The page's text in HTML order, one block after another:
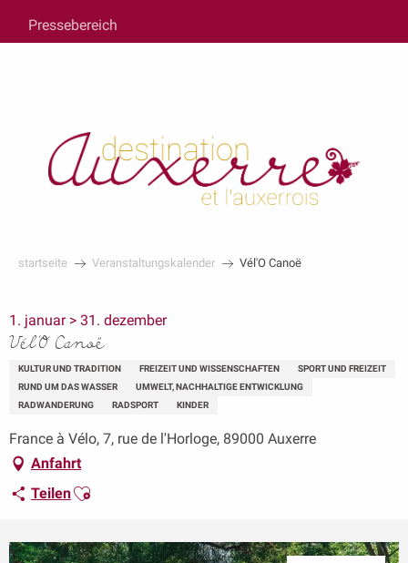
contenu
principal
Pressebereich
startseite Veranstaltungskalender Vél'O Canoë
1. januar > 31. dezember
Vél'O Canoë
KULTUR UND TRADITION FREIZEIT UND WISSENSCHAFTEN
SPORT UND FREIZEIT
RUND UM DAS WASSER
UMWELT, NACHHALTIGE ENTWICKLUNG
RADWANDERUNG
RADSPORT KINDER
France à Vélo, 7, rue de l'Horloge, 89000 Auxerre
Anfahrt
TeilenAjouter aux favoris